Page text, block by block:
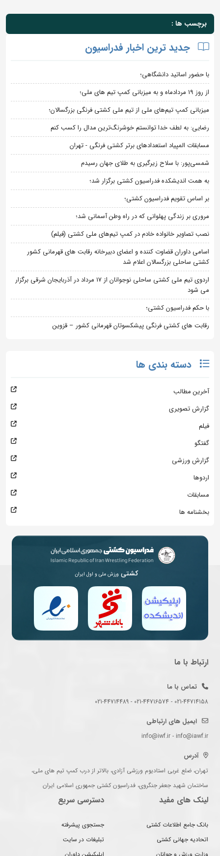
برچسب ها :
جدید ترین اخبار فدراسیون
با حضور اساتید دانشگاهی؛
از روز 19 مردادماه و به میزبانی کمپ تیم های ملی؛
میزبانی کمپ تیم‌های ملی از تیم ملی کشتی فرنگی بزرگسالان؛
رضایی: به لطف خدا توانستم خوشرنگ‌ترین مدال را کسب کنم
مسابقات المپیاد استعدادهای برتر کشتی فرنگی - تهران
شمسی‌پور: با سلاح زیرگیری به طلای جهان رسیدم
به همت اندیشکده فدراسیون کشتی برگزار شد؛
بر اساس تقویم فدراسیون کشتی؛
مروری بر زندگی پهلوانی که در راه وطن آسمانی شد؛
نصب تصاویر خانواده خادم در کمپ تیم‌های ملی کشتی (فیلم)
اسامی داوران قضاوت کننده و اعضای دبیرخانه رقابت های قهرمانی کشور
کشتی ساحلی بزرگسالان اعلام شد
اردوی تیم ملی کشتی ساحلی نوجوانان از 17 مرداد در آذربایجان شرقی برگزار
می شود
با حکم فدراسیون کشتی؛
رقابت های کشتی فرنگی پیشکسوتان قهرمانی کشور – قزوین
دسته بندی ها
آخرین مطالب
گزارش تصویری
فیلم
گفتگو
گزارش ورزشی
اردوها
مسابقات
بخشنامه ها
کشتی ورزش ملی و اول ایران
ارتباط با ما
تماس با ما
021-44714158 - 021-44716574 - 021-44714489
ایمیل های ارتباطی
info@iwf.ir - info@iawf.ir
آدرس
تهران، ضلع غربی استادیوم ورزشی آزادی، بالاتر از درب کمپ تیم های ملی،
ساختمان شهید جعفر جنگروی، فدراسیون کشتی جمهوری اسلامی ایران
لینک های مفید
بانک جامع اطلاعات کشتی
اتحادیه جهانی کشتی
دسترسی سریع
جستجوی پیشرفته
تبلیغات در سایت